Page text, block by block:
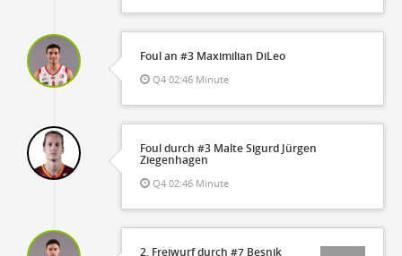
Foul an #3 Maximilian DiLeo
Q4 02:46 Minute
Foul durch #3 Malte Sigurd Jürgen
Ziegenhagen
Q4 02:46 Minute
2. Freiwurf durch #7 Besnik